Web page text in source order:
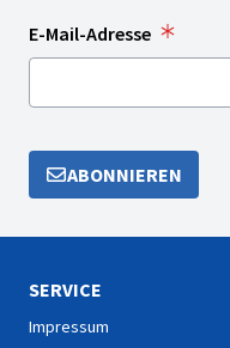
E-Mail-Adresse
ABONNIEREN
SERVICE
Impressum